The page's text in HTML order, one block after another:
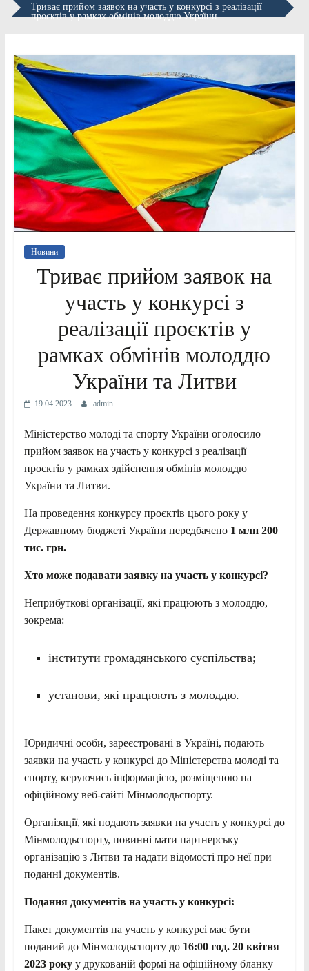
Триває прийом заявок на участь у конкурсі з реалізації
проєктів у рамках обмінів молоддю України
Новини
Триває прийом заявок на
участь у конкурсі з
реалізації проєктів у
рамках обмінів молоддю
України та Литви
19.04.2023 admin
Міністерство молоді та спорту України оголосило
прийом заявок на участь у конкурсі з реалізації
проєктів у рамках здійснення обмінів молоддю
України та Литви.
На проведення конкурсу проєктів цього року у
Державному бюджеті України передбачено 1 млн 200
тис. грн.
Хто може подавати заявку на участь у конкурсі?
Неприбуткові організації, які працюють з молоддю,
зокрема:
інститути громадянського суспільства;
установи, які працюють з молоддю.
Юридичні особи, зареєстровані в Україні, подають
заявки на участь у конкурсі до Міністерства молоді та
спорту, керуючись інформацією, розміщеною на
офіційному веб-сайті Мінмолодьспорту.
Організації, які подають заявки на участь у конкурсі до
Мінмолодьспорту, повинні мати партнерську
організацію з Литви та надати відомості про неї при
поданні документів.
Подання документів на участь у конкурсі:
Пакет документів на участь у конкурсі має бути
поданий до Мінмолодьспорту до 16:00 год. 20 квітня
2023 рокуу друкованій формі на офіційному бланку